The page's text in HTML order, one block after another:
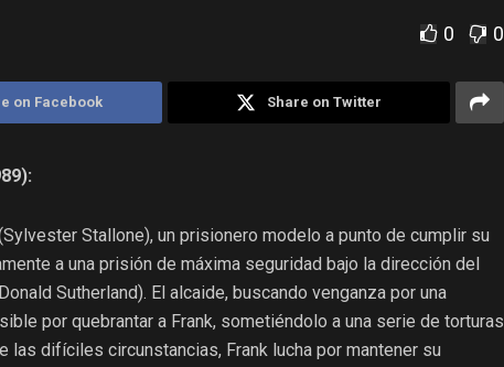
0 0
on Facebook Share on Twitter
Stallone), un prisionero modelo a punto de cumplir su
a una prisión de máxima seguridad bajo la dirección del
Sutherland). El alcaide, buscando venganza por una
por quebrantar a Frank, sometiéndolo a una serie de torturas
difíciles circunstancias, Frank lucha por mantener su